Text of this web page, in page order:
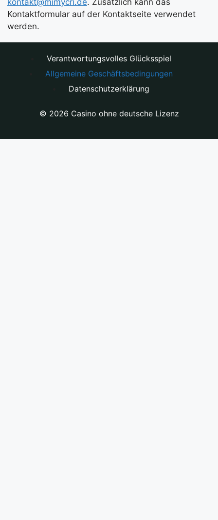
kontakt@mimycri.de. Zusätzlich kann das
Kontaktformular auf der Kontaktseite verwendet
werden.
Verantwortungsvolles Glücksspiel
Allgemeine Geschäftsbedingungen
Datenschutzerklärung
© 2026 Casino ohne deutsche Lizenz